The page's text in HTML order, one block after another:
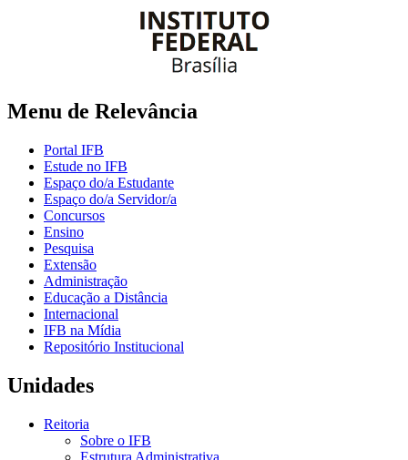
Menu de Relevância
Portal IFB
Estude no IFB
Espaço do/a Estudante
Espaço do/a Servidor/a
Concursos
Ensino
Pesquisa
Extensão
Administração
Educação a Distância
Internacional
IFB na Mídia
Repositório Institucional
Unidades
Reitoria
Sobre o IFB
Estrutura Administrativa